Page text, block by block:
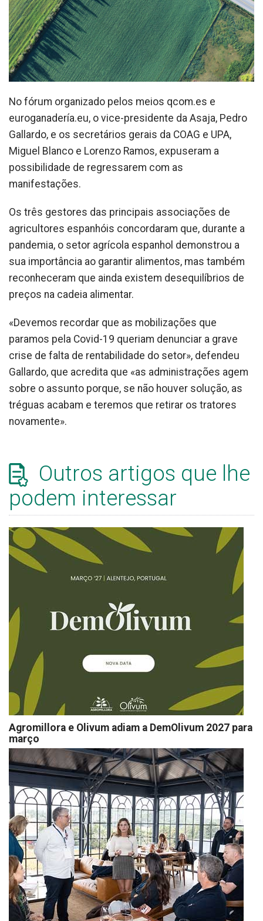
No fórum organizado pelos meios qcom.es e
euroganadería.eu, o vice-presidente da Asaja, Pedro
Gallardo, e os secretários gerais da COAG e UPA,
Miguel Blanco e Lorenzo Ramos, expuseram a
possibilidade de regressarem com as
manifestações.
Os três gestores das principais associações de
agricultores espanhóis concordaram que, durante a
pandemia, o setor agrícola espanhol demonstrou a
sua importância ao garantir alimentos, mas também
reconheceram que ainda existem desequilíbrios de
preços na cadeia alimentar.
«Devemos recordar que as mobilizações que
paramos pela Covid-19 queriam denunciar a grave
crise de falta de rentabilidade do setor», defendeu
Gallardo, que acredita que «as administrações agem
sobre o assunto porque, se não houver solução, as
tréguas acabam e teremos que retirar os tratores
novamente».
Outros artigos que lhe
podem interessar
Agromillora e Olivum adiam a DemOlivum 2027 para
março